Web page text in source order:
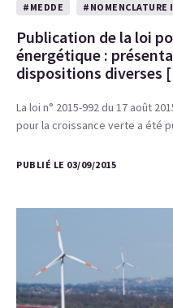
#MEDDE #NOMENCLATURE
Publication de la loi
énergétique :
dispositions diverses
La loi n° 2015-992 du 17 août
pour la croissance verte a été
PUBLIÉ LE 03/09/2015